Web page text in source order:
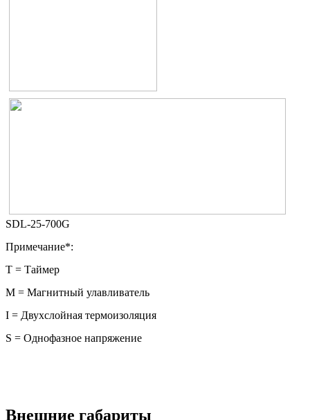
SDL-25-700G
Примечание*:
Т = Таймер
М = Магнитный улавливатель
I = Двухслойная термоизоляция
S = Однофазное напряжение
Внешние габариты